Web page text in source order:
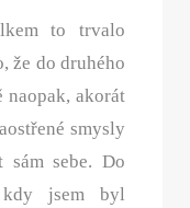
to trvalo
že do druhého
naopak, akorát
smysly
sám sebe. Do
jsem byl